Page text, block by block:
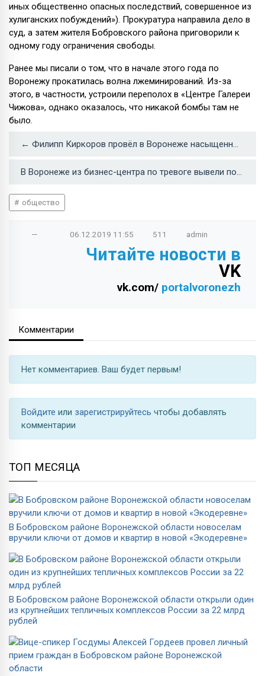
иных общественно опасных последствий, совершенное из
хулиганских побуждений»). Прокуратура направила дело в
суд, а затем жителя Бобровского района приговорили к
одному году ограничения свободы.
Ранее мы писали о том, что в начале этого года по
Воронежу прокатилась волна лжеминирований. Из-за
этого, в частности, устроили переполох в «Центре Галереи
Чижова», однако оказалось, что никакой бомбы там не
было.
← Филипп Киркоров провёл в Воронеже насыщенный день
В Воронеже из бизнес-центра по тревоге вывели посетителей →
общество
— 06.12.2019 11:55 511 admin
Читайте новости в
VK
vk.com/ portalvoronezh
Комментарии
Нет комментариев. Ваш будет первым!
Войдите или зарегистрируйтесь чтобы добавлять
комментарии
ТОП МЕСЯЦА
В Бобровском районе Воронежской области новоселам
вручили ключи от домов и квартир в новой «Экодеревне»
В Бобровском районе Воронежской области открыли один
из крупнейших тепличных комплексов России за 22 млрд
рублей